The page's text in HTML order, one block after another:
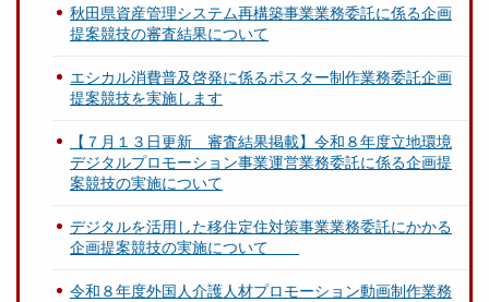
秋田県資産管理システム再構築事業業務委託に係る企画
提案競技の審査結果について
エシカル消費普及啓発に係るポスター制作業務委託企画
提案競技を実施します
【７月１３日更新 審査結果掲載】令和８年度立地環境
デジタルプロモーション事業運営業務委託に係る企画提
案競技の実施について
デジタルを活用した移住定住対策事業業務委託にかかる
企画提案競技の実施について
令和８年度外国人介護人材プロモーション動画制作業務